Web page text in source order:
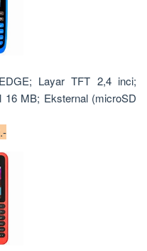
Layar TFT 2,4 inci;
16 MB; Eksternal (microSD